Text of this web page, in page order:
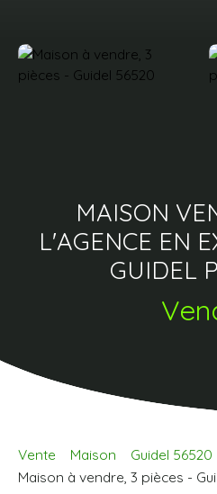
Estimation
MAISON
L'AGENCE EN
GUIDEL
Vente Maison
Guidel 56520
Maison à vendre, 3 pièces -